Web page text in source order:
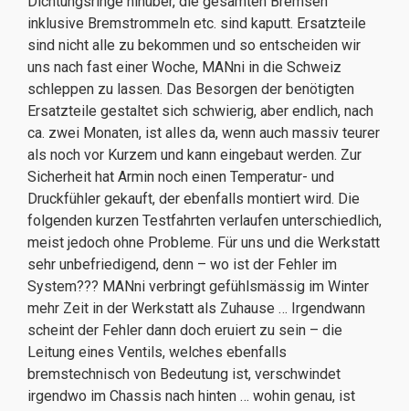
inklusive Bremstrommeln etc. sind kaputt. Ersatzteile
sind nicht alle zu bekommen und so entscheiden wir
uns nach fast einer Woche, MANni in die Schweiz
schleppen zu lassen. Das Besorgen der benötigten
Ersatzteile gestaltet sich schwierig, aber endlich, nach
ca. zwei Monaten, ist alles da, wenn auch massiv teurer
als noch vor Kurzem und kann eingebaut werden. Zur
Sicherheit hat Armin noch einen Temperatur- und
Druckfühler gekauft, der ebenfalls montiert wird. Die
folgenden kurzen Testfahrten verlaufen unterschiedlich,
meist jedoch ohne Probleme. Für uns und die Werkstatt
sehr unbefriedigend, denn – wo ist der Fehler im
System??? MANni verbringt gefühlsmässig im Winter
mehr Zeit in der Werkstatt als Zuhause … Irgendwann
scheint der Fehler dann doch eruiert zu sein – die
Leitung eines Ventils, welches ebenfalls
bremstechnisch von Bedeutung ist, verschwindet
irgendwo im Chassis nach hinten … wohin genau, ist